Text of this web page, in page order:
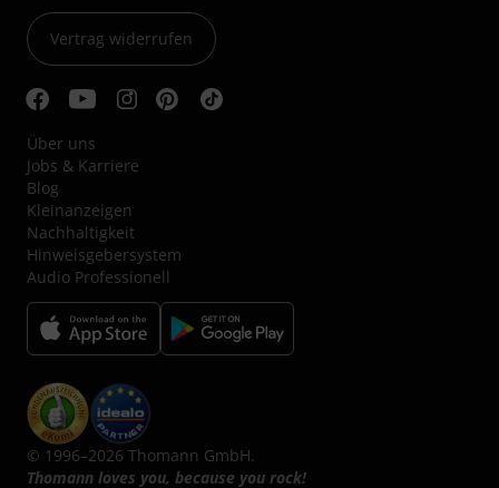
Vertrag widerrufen
Über uns
Jobs & Karriere
Blog
Kleinanzeigen
Nachhaltigkeit
Hinweisgebersystem
Audio Professionell
© 1996–2026 Thomann GmbH.
Thomann loves you, because you rock!